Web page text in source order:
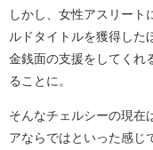
しかし、女性アスリート
ルドタイトルを獲得した
金銭面の支援をしてくれ
ることに。
そんなチェルシーの現在
アならではといった感じ